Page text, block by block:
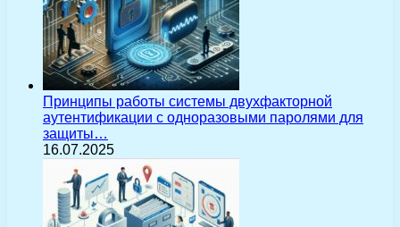
Принципы работы системы двухфакторной
аутентификации с одноразовыми паролями для
защиты…
16.07.2025